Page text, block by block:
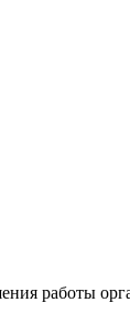
работы